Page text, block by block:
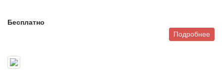
Бесплатно
Подробнее